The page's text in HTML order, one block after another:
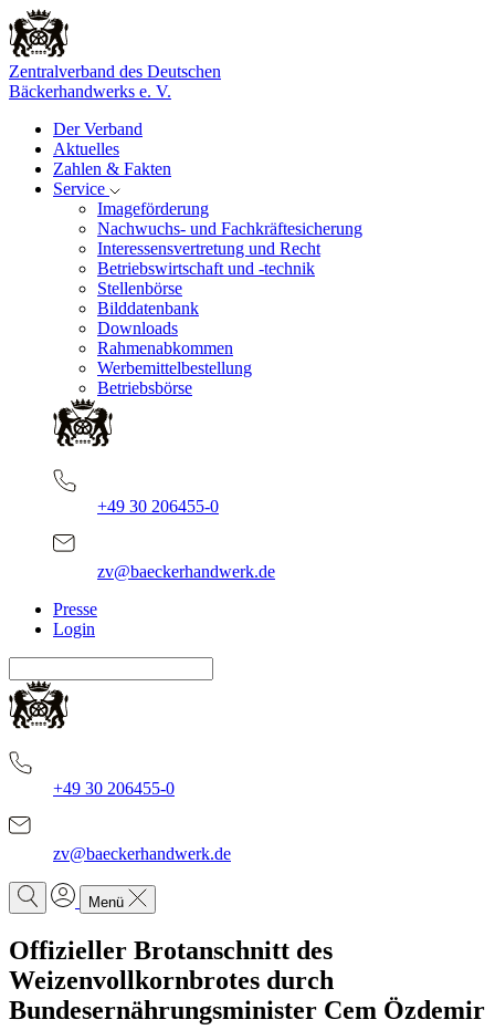
Zentralverband des Deutschen
Bäckerhandwerks e. V.
Der Verband
Aktuelles
Zahlen & Fakten
Service
Imageförderung
Nachwuchs- und Fachkräftesicherung
Interessensvertretung und Recht
Betriebswirtschaft und -technik
Stellenbörse
Bilddatenbank
Downloads
Rahmenabkommen
Werbemittelbestellung
Betriebsbörse
+49 30 206455-0
zv@baeckerhandwerk.de
Presse
Login
+49 30 206455-0
zv@baeckerhandwerk.de
Menü
Offizieller Brotanschnitt des
Weizenvollkornbrotes durch
Bundesernährungsminister Cem Özdemir